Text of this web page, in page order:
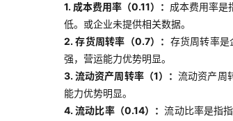
1. 成本费用率（0.11）： 成本费用率是
低。或企业未提供相关数据。
2. 存货周转率（0.7）： 存货周转率是
强，营运能力优势明显。
3. 流动资产周转率（1）：流动资产周
能力优势明显。
4. 流动比率（0.14）：流动比率是指